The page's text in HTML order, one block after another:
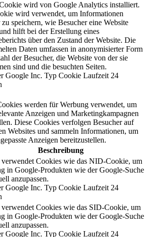
wird von Google Analytics installiert.
wird verwendet, um Informationen
zu speichern, wie Besucher eine Website
hilft bei der Erstellung eines
über den Zustand der Website. Die
Daten umfassen in anonymisierter Form
der Besucher, die Website von der sie
sind und die besuchten Seiten.
Google Inc. Typ Cookie Laufzeit 24
werden für Werbung verwendet, um
Anzeigen und Marketingkampagnen
Diese Cookies verfolgen Besucher auf
Websites und sammeln Informationen, um
Anzeigen bereitzustellen.
Beschreibung
Cookies wie das NID-Cookie, um
in Google-Produkten wie der Google-Suche
anzupassen.
Google Inc. Typ Cookie Laufzeit 24
Cookies wie das SID-Cookie, um
in Google-Produkten wie der Google-Suche
anzupassen.
Google Inc. Typ Cookie Laufzeit 24